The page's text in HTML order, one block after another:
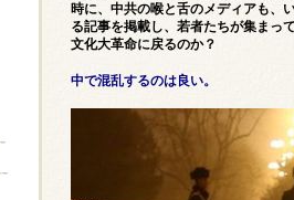
時に、中共の喉と舌のメディアも、
る記事を掲載し、若者たちが集まっ
文化大革命に戻るのか？
中で混乱するのは良い。